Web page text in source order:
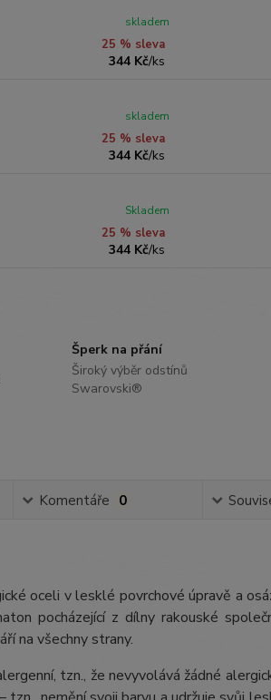
25 % sleva
344 Kč/ks
skladem
25 % sleva
344 Kč/ks
skladem
25 % sleva
344 Kč/ks
Skladem
Šperk na přání
Široký výběr odstínů
Swarovski®
Komentáře 0
oceli v lesklé povrchové úpravě a
pocházející z dílny rakouské
na všechny strany.
tzn., že nevyvolává žádné